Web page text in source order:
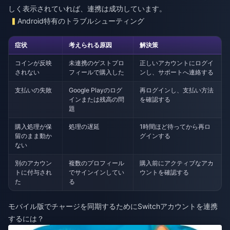
しく表示されていれば、連携は成功しています。
Android特有のトラブルシューティング
症状 考えられる原因 解決策
コインが反映
されない
未連携のゲストプロ
フィールで購入した
正しいアカウントにログイ
ンし、サポートへ連絡する
支払いの失敗
Google Playのログ
インまたは残高の問
題
再ログインし、支払い方法
を確認する
購入処理が保
留のまま動か
ない
処理の遅延
1時間ほど待ってから再ロ
グインする
別のアカウン
トに付与され
た
複数のプロフィール
でサインインしてい
る
購入前にアクティブなアカ
ウントを確認する
モバイル版でチャージを同期するためにSwitchアカウントを連携
するには？